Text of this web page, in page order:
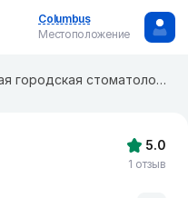
Columbus
Местоположение
Брестская городская стоматологическая поликлиника
5.0
1 отзыв